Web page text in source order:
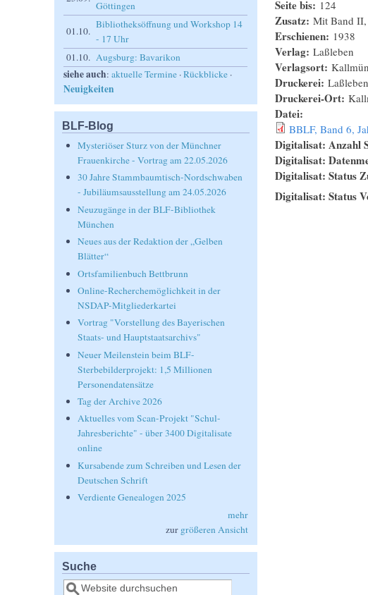
Seite bis: 124
Zusatz: Mit Band II,
Erschienen: 1938
Verlag: Laßleben
Verlagsort:
Druckerei: Laßleben
Druckerei-Ort:
Datei:
BBLF, Band 6,
Digitalisat: Anzahl
Digitalisat:
Digitalisat: Status
Digitalisat: Status
Göttingen
01.10.
Bibliotheksöffnung und Workshop 14
- 17 Uhr
01.10. Augsburg: Bavarikon
siehe auch:aktuelle Termine ·Rückblicke ·
Neuigkeiten
BLF-Blog
Mysteriöser Sturz von der Münchner
Frauenkirche - Vortrag am 22.05.2026
30 Jahre Stammbaumtisch-Nordschwaben
- Jubiläumsausstellung am 24.05.2026
Neuzugänge in der BLF-Bibliothek
München
Neues aus der Redaktion der „Gelben
Blätter“
Ortsfamilienbuch Bettbrunn
Online-Recherchemöglichkeit in der
NSDAP-Mitgliederkartei
Vortrag "Vorstellung des Bayerischen
Staats- und Hauptstaatsarchivs"
Neuer Meilenstein beim BLF-
Sterbebilderprojekt: 1,5 Millionen
Personendatensätze
Tag der Archive 2026
Aktuelles vom Scan-Projekt "Schul-
Jahresberichte" - über 3400 Digitalisate
online
Kursabende zum Schreiben und Lesen der
Deutschen Schrift
Verdiente Genealogen 2025
mehr
zur größeren Ansicht
Suche
Suche